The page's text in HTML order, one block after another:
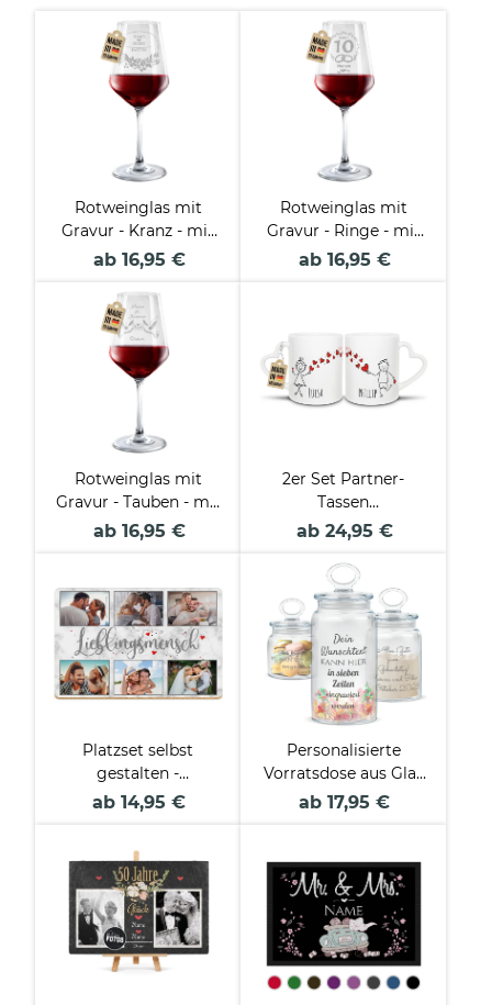
Rotweinglas mit
Gravur - Kranz - mit
Namen & Datum
ab 16,95 €
Rotweinglas mit
Gravur - Ringe - mit
Name
ab 16,95 €
Rotweinglas mit
Gravur - Tauben - mit
Namen & Datum
ab 16,95 €
2er Set Partner-
Tassen
Strichmännchen mit
ab 24,95 €
Platzset selbst
gestalten -
Lieblingsmensch mit
ab 14,95 €
Personalisierte
Vorratsdose aus Glas
mit Gravur - mit Text
ab 17,95 €